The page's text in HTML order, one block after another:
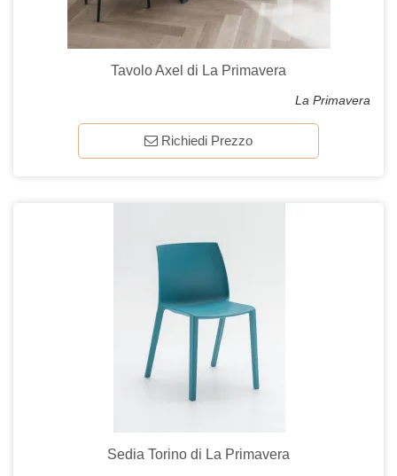
Tavolo Axel di La Primavera
La Primavera
Richiedi Prezzo
Sedia Torino di La Primavera